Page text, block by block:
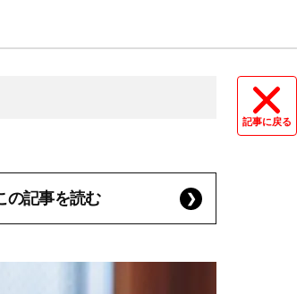
記事に戻る
の記事を読む